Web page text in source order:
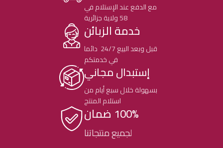
مع الدفع عند الإستلام في
58 ولاية جزائرية
خدمة الزبائن
قبل وبعد البيع 24/7 دائما
في خدمتكم
إستبدال مجاني
بسهولة خلال سبع أيام من
استلام المنتج
100% ضمان
لجميع منتجاتنا